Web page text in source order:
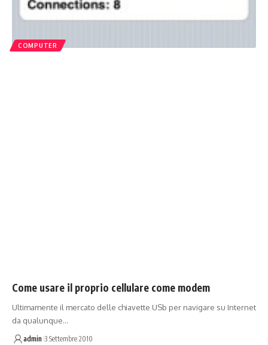
COMPUTER
Come usare il proprio cellulare come modem
Ultimamente il mercato delle chiavette USb per navigare su Internet
da qualunque…
admin 3 Settembre 2010